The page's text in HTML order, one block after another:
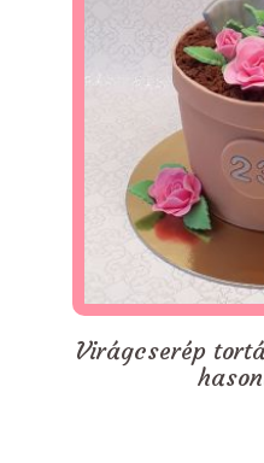
Virágcserép